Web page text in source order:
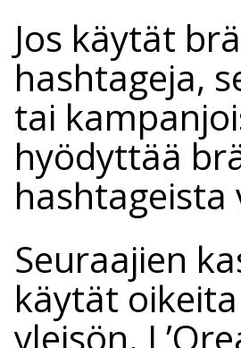
Jos käytät
hashtageja,
tai
hyödyttää
hashtageista
Seuraajien
käytät
yleisön.